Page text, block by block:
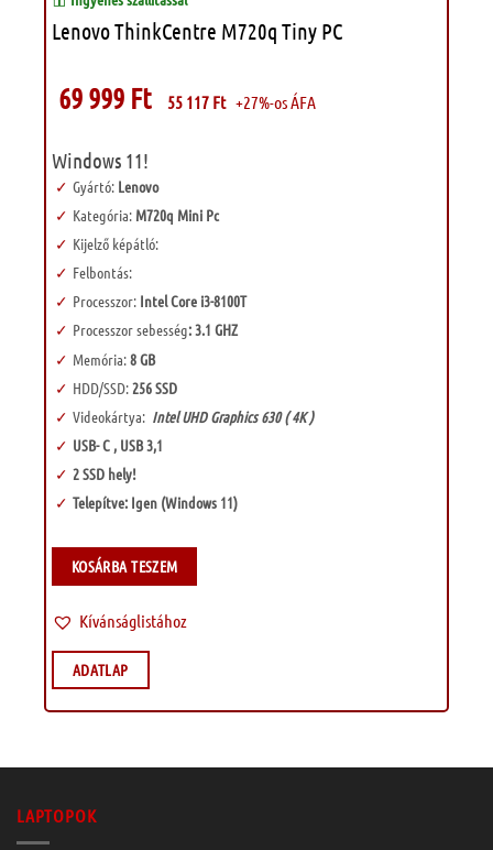
Lenovo ThinkCentre M720q Tiny PC
69 999 Ft 55 117 Ft +27%-os ÁFA
Windows 11!
Gyártó:Lenovo
Kategória: M720q Mini Pc
Kijelző képátló:
Felbontás:
Processzor:Intel Core i3-8100T
Processzor sebesség: 3.1 GHZ
Memória:8 GB
HDD/SSD:256 SSD
Videokártya: Intel UHD Graphics 630 ( 4K )
USB- C , USB 3,1
2 SSD hely!
Telepítve: Igen (Windows 11)
KOSÁRBA TESZEM
Kívánságlistához
ADATLAP
LAPTOPOK